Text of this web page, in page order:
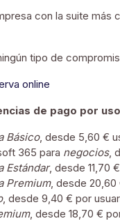
con la suite
tipo de
online
de pago por uso
Básico, desde 5,60 €
365 para negocios,
Estándar, desde 11,70
Premium, desde 20,60
, desde 9,40 € por
, desde 18,70 €